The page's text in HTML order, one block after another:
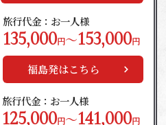
旅行代金：お一人様
135,000円～153,000円
福島発はこちら
旅行代金：お一人様
125,000円～141,000円